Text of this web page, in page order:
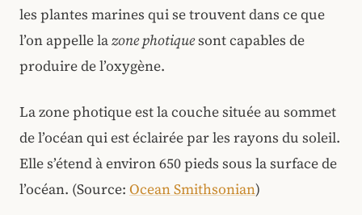
les plantes marines qui se trouvent dans ce que
l’on appelle lazone photiquesont capables de
produire de l’oxygène.
La zone photique est la couche située au sommet
de l’océan qui est éclairée par les rayons du soleil.
Elle s’étend à environ 650 pieds sous la surface de
l’océan. (Source: Ocean Smithsonian)